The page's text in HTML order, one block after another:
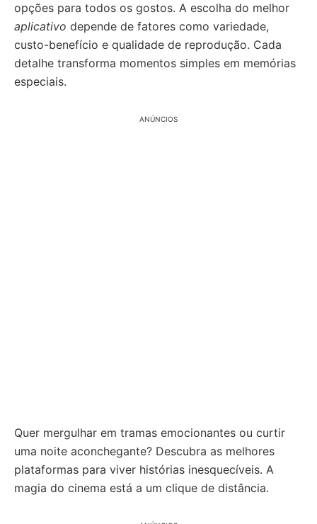
opções para todos os gostos. A escolha do melhor
aplicativo depende de fatores como variedade,
custo-benefício e qualidade de reprodução. Cada
detalhe transforma momentos simples em memórias
especiais.
ANÚNCIOS
Quer mergulhar em tramas emocionantes ou curtir
uma noite aconchegante? Descubra as melhores
plataformas para viver histórias inesquecíveis. A
magia do cinema está a um clique de distância.